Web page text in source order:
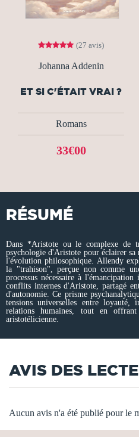
(27 avis)
Johanna Addenin
ET SI C'ÉTAIT VRAI ?
Romans
33€00
RÉSUMÉ
Dans *Aristote ou le complexe de
psychologie d'Aristote pour éclairer sa
l'évolution philosophique. Allendy
la "trahison", perçue non comme
processus nécessaire à
conflits internes d'Aristote, partagé
d'autonomie. Ce prisme
tensions universelles entre loyauté,
relations humaines, tout en
aristotélicienne.
AVIS DES
Aucun avis n'a été publié pour le